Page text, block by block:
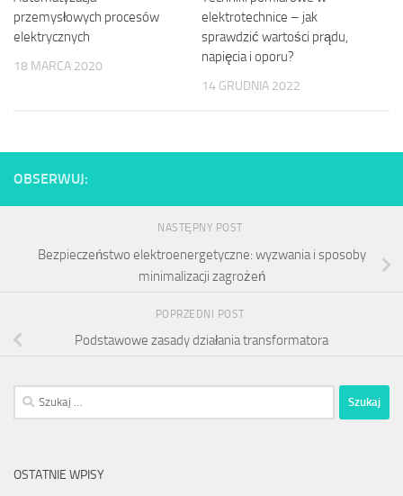
przemysłowych procesów
elektrycznych
18 MARCA 2020
elektrotechnice – jak
sprawdzić wartości prądu,
napięcia i oporu?
14 GRUDNIA 2022
OBSERWUJ:
NASTĘPNY POST
Bezpieczeństwo elektroenergetyczne: wyzwania i sposoby
minimalizacji zagrożeń
POPRZEDNI POST
Podstawowe zasady działania transformatora
Szukaj:
OSTATNIE WPISY